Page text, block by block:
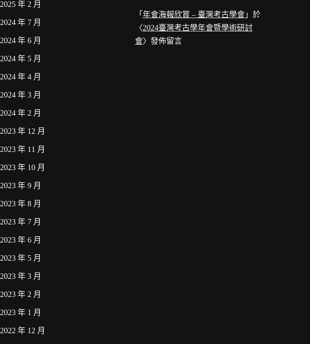
2025 年 2 月
2024 年 7 月
2024 年 6 月
2024 年 5 月
2024 年 4 月
2024 年 3 月
2024 年 2 月
2023 年 12 月
2023 年 11 月
2023 年 10 月
2023 年 9 月
2023 年 8 月
2023 年 7 月
2023 年 6 月
2023 年 5 月
2023 年 3 月
2023 年 2 月
2023 年 1 月
2022 年 12 月
「 年會海報欣賞 – 臺灣考古學會」於
〈2024臺灣考古學年會暨學術研討
會〉發佈留言